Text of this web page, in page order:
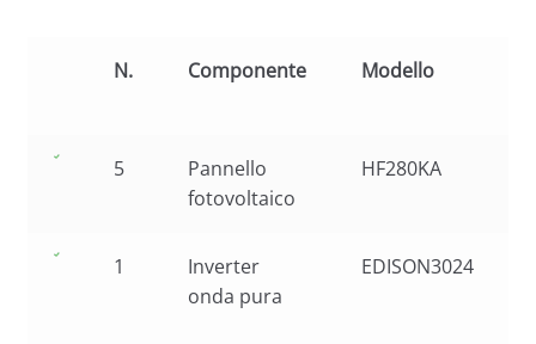
N. Componente Modello
5
Pannello
fotovoltaico
HF280KA
1
Inverter
onda pura
EDISON3024